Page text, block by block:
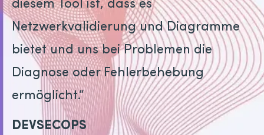
Netzwerkvalidierung und Diagramme
bietet und uns bei Problemen die
Diagnose oder Fehlerbehebung
ermöglicht.“
DEVSECOPS